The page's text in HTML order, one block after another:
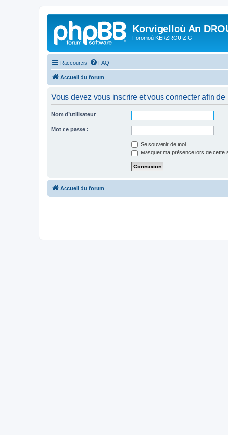
Korvigelloù An
Foromoù KERZROUIZIG
Raccourcis FAQ
Accueil du forum
Vous devez vous inscrire et vous connecter afin
Nom d’utilisateur :
Mot de passe :
Se souvenir de moi
Masquer ma présence lors de cette
Accueil du forum